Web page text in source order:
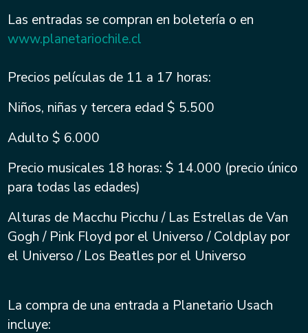
Las entradas se compran en boletería o en
www.planetariochile.cl
Precios películas de 11 a 17 horas:
Niños, niñas y tercera edad $ 5.500
Adulto $ 6.000
Precio musicales 18 horas: $ 14.000 (precio único
para todas las edades)
Alturas de Macchu Picchu / Las Estrellas de Van
Gogh / Pink Floyd por el Universo / Coldplay por
el Universo / Los Beatles por el Universo
La compra de una entrada a Planetario Usach
incluye: